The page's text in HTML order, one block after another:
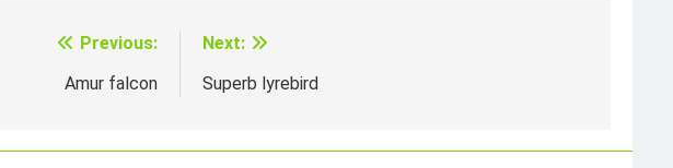
Previous:
Amur falcon
Next:
Superb lyrebird